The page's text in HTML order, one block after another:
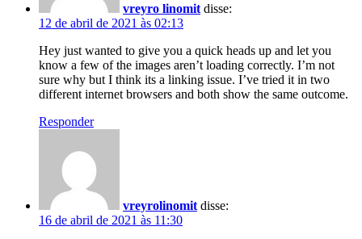
vreyro linomit disse:
12 de abril de 2021 às 02:13
Hey just wanted to give you a quick heads up and let you
know a few of the images aren’t loading correctly. I’m not
sure why but I think its a linking issue. I’ve tried it in two
different internet browsers and both show the same outcome.
Responder
vreyrolinomit disse:
16 de abril de 2021 às 11:30